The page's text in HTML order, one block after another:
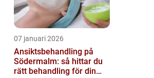
07 januari 2026
Ansiktsbehandling på
Södermalm: så hittar du
rätt behandling för din